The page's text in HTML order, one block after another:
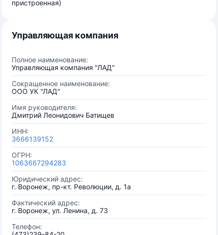
пристроенная)
Управляющая компания
Полное наименование:
Управляющая компания "ЛАД"
Сокращенное наименование:
ООО УК "ЛАД"
Имя руководителя:
Дмитрий Леонидович Батищев
ИНН:
3666139152
ОГРН:
1063667294283
Юридический адрес:
г. Воронеж, пр-кт. Революции, д. 1а
Фактический адрес:
г. Воронеж, ул. Ленина, д. 73
Телефон: